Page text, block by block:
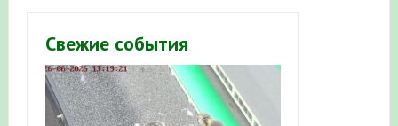
Свежие события